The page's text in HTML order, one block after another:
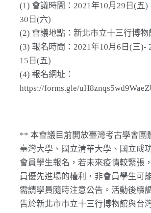
(1) 會議時間：2021年10月29日(五)
30日(六)
(2) 會議地點：新北市立十三行博物
(3) 報名時間：2021年10月6日(三)-
15日(五)
(4) 報名網址：
https://forms.gle/
** 本會議目前開放臺灣考古學會團
臺灣大學、國立清華大學、國立成
會員學生報名，若未來疫情較緊張
員優先進場的權利，非會員學生可
需請學員隨時注意公告。活動後續
告於新北市市立十三行博物館與台